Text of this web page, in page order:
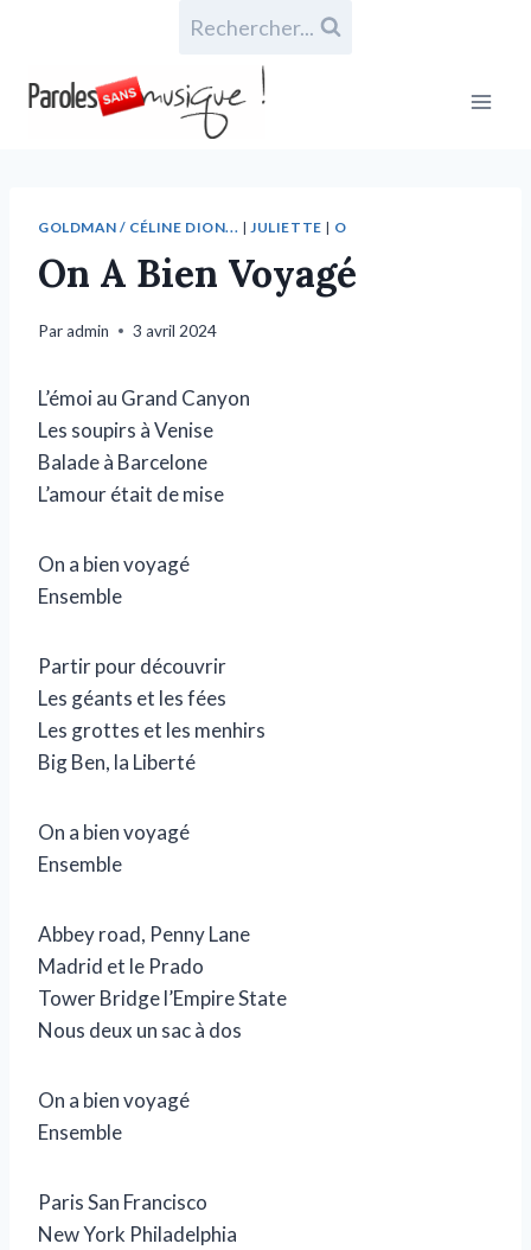
Rechercher...
GOLDMAN / CÉLINE DION... |JULIETTE | O
On A Bien Voyagé
Paradmin 3 avril 2024
L’émoi au Grand Canyon
Les soupirs à Venise
Balade à Barcelone
L’amour était de mise
On a bien voyagé
Ensemble
Partir pour découvrir
Les géants et les fées
Les grottes et les menhirs
Big Ben, la Liberté
On a bien voyagé
Ensemble
Abbey road, Penny Lane
Madrid et le Prado
Tower Bridge l’Empire State
Nous deux un sac à dos
On a bien voyagé
Ensemble
Paris San Francisco
New York Philadelphia